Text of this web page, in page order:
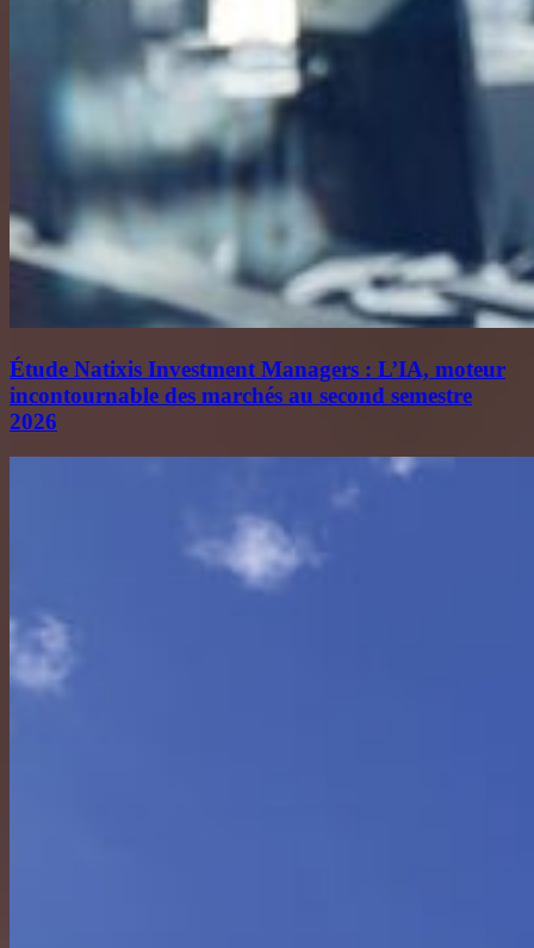
Étude Natixis Investment Managers : L’IA, moteur
incontournable des marchés au second semestre
2026